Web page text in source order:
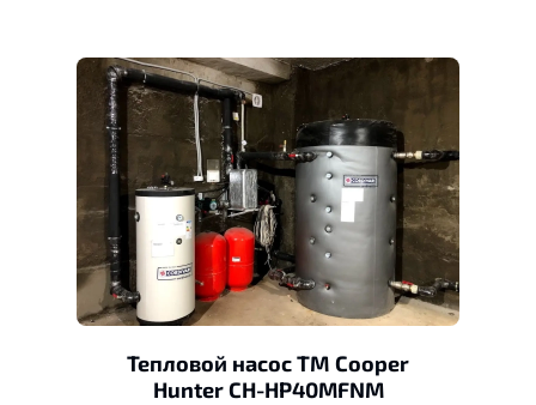
Тепловой насос ТМ Cooper
Hunter CH-HP40MFNM